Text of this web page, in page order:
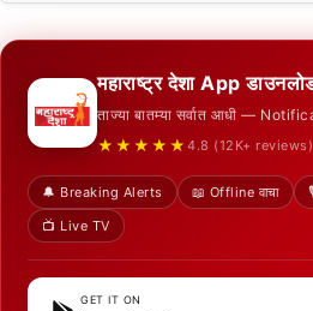
महाराष्ट्र देशा App
ताज्या बातम्या सर्वात आधी —
★★★★★ 4.8 (12K+ reviews)
🔔 Breaking Alerts 📖 Offline वाचा
📺 Live TV
GET IT ON